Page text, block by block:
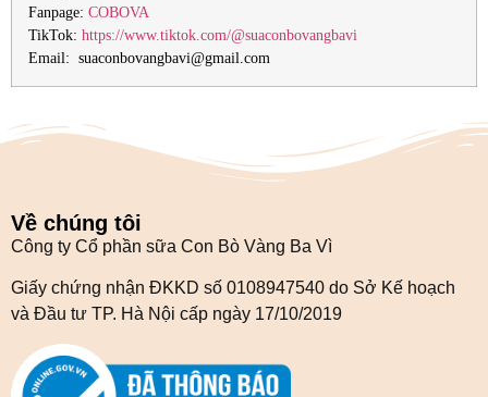
Fanpage: COBOVA
TikTok: https://www.tiktok.com/@suaconbovangbavi
Email: suaconbovangbavi@gmail.com
Về chúng tôi
Công ty Cổ phần sữa Con Bò Vàng Ba Vì
Giấy chứng nhận ĐKKD số 0108947540 do Sở Kế hoạch
và Đầu tư TP. Hà Nội cấp ngày 17/10/2019